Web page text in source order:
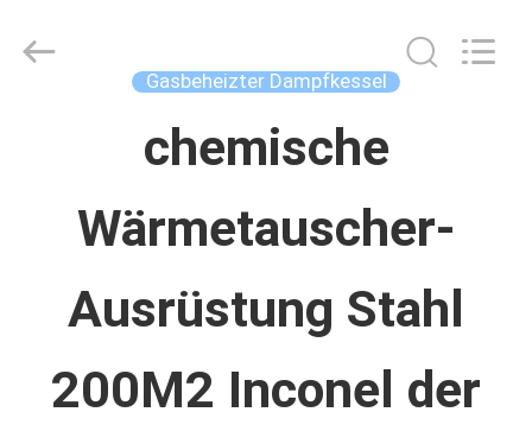
PRODUKTE
ÜBER
UNS
Online
Market.
Gasbeheizter Dampfkessel
chemische
Wärmetauscher-
Ausrüstung Stahl
200M2 Inconel der